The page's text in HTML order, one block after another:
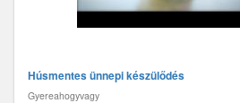
Húsmentes ünnepi készülődés
Gyereahogyvagy